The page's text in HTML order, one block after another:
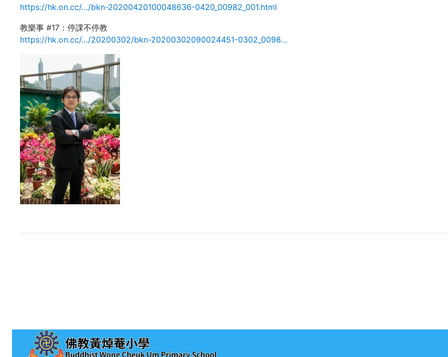
https://hk.on.cc/…/bkn-20200420100048636-0420_00982_001.html
教樂事 #17：停課不停教
https://hk.on.cc/…/20200302/bkn-20200302090024451-0302_0098…